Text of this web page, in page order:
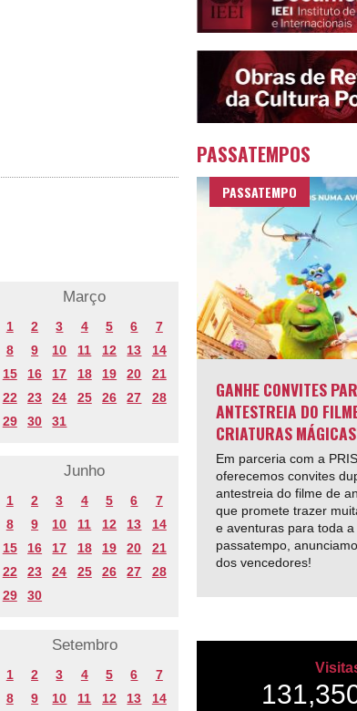
Março
1 2 3 4 5 6
7
8
9 10 11 12 13
14
15
16 17 18 19 20
21
22
23 24 25 26 27
28
29
30 31
Junho
1 2 3 4 5 6
7
8
9 10 11 12 13
14
15
16 17 18 19 20
21
22
23 24 25 26 27
28
29
30
Setembro
1 2 3 4 5 6
7
8
9 10 11 12 13
14
PASSATEMPOS
PASSATEMPO
GANHE CONVITES
ANTESTREIA DO
CRIATURAS
Em parceria com a
oferecemos convites
antestreia do filme de
que promete trazer
e aventuras para toda
passatempo,
dos vencedores!